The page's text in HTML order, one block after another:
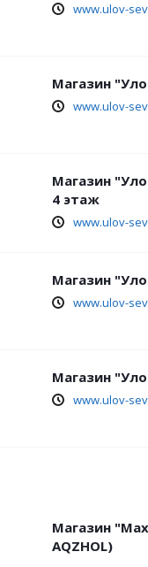
www.ulov-
Магазин
www.ulov-
Магазин
4 этаж
www.ulov-
Магазин
www.ulov-
Магазин
www.ulov-
Магазин
AQZHOL)